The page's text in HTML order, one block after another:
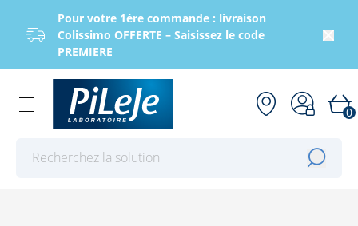
Pour votre 1ère commande : livraison
Colissimo OFFERTE – Saisissez le code
PREMIERE
0